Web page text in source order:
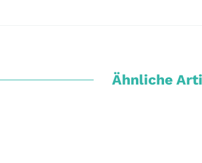
Ähnliche